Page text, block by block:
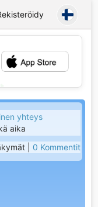
yhteys
aika
| 0 Kommentit